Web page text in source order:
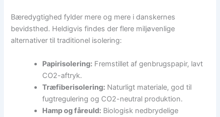
Bæredygtighed fylder mere og mere i danskernes
bevidsthed. Heldigvis findes der flere miljøvenlige
alternativer til traditionel isolering:
Papirisolering: Fremstillet af genbrugspapir, lavt
CO2-aftryk.
Træfiberisolering: Naturligt materiale, god til
fugtregulering og CO2-neutral produktion.
Hamp og fåreuld: Biologisk nedbrydelige